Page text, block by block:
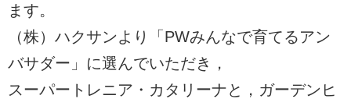
ます。
（株）ハクサンより「PWみんなで育てるアン
バサダー」に選んでいただき，
スーパートレニア・カタリーナと，ガーデンヒ